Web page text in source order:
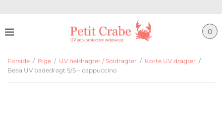
0
Forside / Pige / UV heldragter / Soldragter / Korte UV dragter /
Beaa UV badedragt S/S – cappuccino